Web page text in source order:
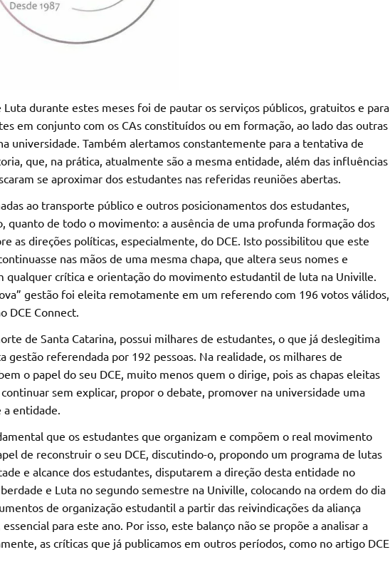
durante estes meses foi de pautar os serviços públicos, gratuitos e para
em conjunto com os CAs constituídos ou em formação, ao lado das outras
universidade. Também alertamos constantemente para a tentativa de
que, na prática, atualmente são a mesma entidade, além das influências
se aproximar dos estudantes nas referidas reuniões abertas.
ao transporte público e outros posicionamentos dos estudantes,
quanto de todo o movimento: a ausência de uma profunda formação dos
as direções políticas, especialmente, do DCE. Isto possibilitou que este
nas mãos de uma mesma chapa, que altera seus nomes e
qualquer crítica e orientação do movimento estudantil de luta na Univille.
gestão foi eleita remotamente em um referendo com 196 votos válidos,
DCE Connect.
de Santa Catarina, possui milhares de estudantes, o que já deslegitima
gestão referendada por 192 pessoas. Na realidade, os milhares de
o papel do seu DCE, muito menos quem o dirige, pois as chapas eleitas
sem explicar, propor o debate, promover na universidade uma
a entidade.
que os estudantes que organizam e compõem o real movimento
de reconstruir o seu DCE, discutindo-o, propondo um programa de lutas
e alcance dos estudantes, disputarem a direção desta entidade no
e Luta no segundo semestre na Univille, colocando na ordem do dia
de organização estudantil a partir das reivindicações da aliança
para este ano. Por isso, este balanço não se propõe a analisar a
as críticas que já publicamos em outros períodos, como no artigo DCE